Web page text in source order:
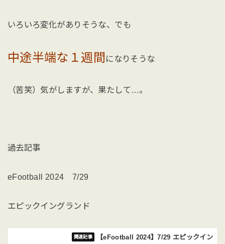
いろいろ変化がありそうな、でも
中途半端な１週間 になりそうな
（苦笑）気がしますが、果たして…。
過去記事
eFootball 2024 7/29
エピックイングランド
【eFootball 2024】7/29 エピックイン